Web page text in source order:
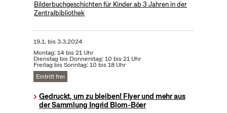
Bilderbuchgeschichten für Kinder ab 3 Jahren in der
Zentralbibliothek
19.1. bis3.3.2024
Montag: 14 bis 21 Uhr
Dienstag bis Donnerstag: 10 bis 21 Uhr
Freitag bis Sonntag: 10 bis 18 Uhr
Eintritt frei
Gedruckt, um zu bleiben! Flyer und mehr aus
der Sammlung Ingrid Blom-Böer